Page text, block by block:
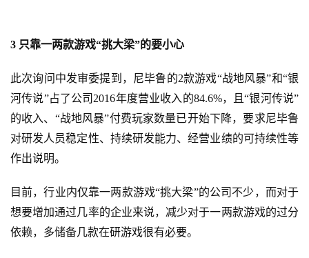
5
十
三
届
茶
奖
7
3 只靠一两款游戏“挑大梁”的要小心
此次询问中发审委提到，尼毕鲁的2款游戏“战地风暴”和“银
河传说”占了公司2016年度营业收入的84.6%，且“银河传说”
的收入、“战地风暴”付费玩家数量已开始下降，要求尼毕鲁
对研发人员稳定性、持续研发能力、经营业绩的可持续性等
作出说明。
目前，行业内仅靠一两款游戏“挑大梁”的公司不少，而对于
想要增加通过几率的企业来说，减少对于一两款游戏的过分
依赖，多储备几款在研游戏很有必要。